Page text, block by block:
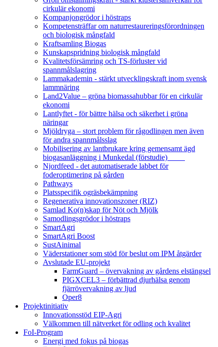
cirkulär ekonomi
Kompanjongrödor i höstraps
Kompetensträffar om naturrestaureringsförordningen
och biologisk mångfald
Kraftsamling Biogas
Kunskapspridning biologisk mångfald
Kvalitetsförsämring och TS-förluster vid
spannmålslagring
Lammakademin - stärkt utvecklingskraft inom svensk
lammnäring
Land2Value – gröna biomassahubbar för en cirkulär
ekonomi
Lantlyftet - för bättre hälsa och säkerhet i gröna
näringar
Mjöldryga – stort problem för rågodlingen men även
för andra spannmålsslag
Mobilisering av lantbrukare kring gemensamt ägd
biogasanläggning i Munkedal (förstudie)
Njordfeed - det automatiserade labbet för
foderoptimering på gården
Pathways
Platsspecifik ogräsbekämpning
Regenerativa innovationszoner (RIZ)
Samlad Ko(n)skap för Nöt och Mjölk
Samodlingsgrödor i höstraps
SmartAgri
SmartAgri Boost
SustAinimal
Väderstationer som stöd för beslut om IPM åtgärder
Avslutade EU-projekt
FarmGuard – övervakning av gårdens elstängsel
PIGXCEL3 – förbättrad djurhälsa genom
fjärrövervakning av ljud
Oper8
Projektinitiativ
Innovationsstöd EIP-Agri
Välkommen till nätverket för odling och kvalitet
FoI-Program
Energi med fokus på biogas